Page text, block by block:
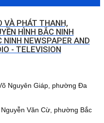
VÀ PHÁT THANH,
HÌNH BẮC NINH
NINH NEWSPAPER AND
- TELEVISION
Nguyên Giáp, phường Đa
Văn Cừ, phường Bắc